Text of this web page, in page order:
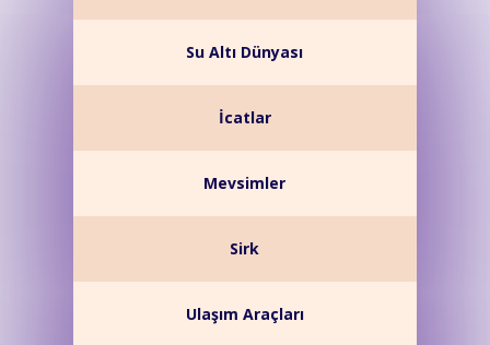
Su Altı Dünyası
İcatlar
Mevsimler
Sirk
Ulaşım Araçları